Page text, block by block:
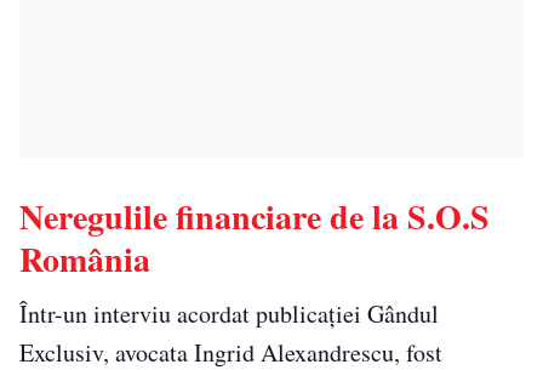
Neregulile financiare de la S.O.S
România
Într-un interviu acordat publicației Gândul
Exclusiv, avocata Ingrid Alexandrescu, fost